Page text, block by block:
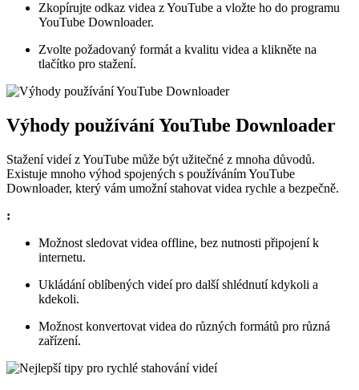
Zkopírujte odkaz videa z YouTube a vložte ho do programu
YouTube Downloader.
Zvolte požadovaný formát a kvalitu videa a klikněte na
tlačítko pro stažení.
Výhody používání YouTube Downloader
Stažení videí z YouTube může být užitečné z mnoha důvodů.
Existuje mnoho výhod spojených s používáním YouTube
Downloader, který vám umožní stahovat videa rychle a bezpečně.
:
Možnost sledovat videa offline, bez nutnosti připojení k
internetu.
Ukládání oblíbených videí pro další shlédnutí kdykoli a
kdekoli.
Možnost konvertovat videa do různých formátů pro různá
zařízení.